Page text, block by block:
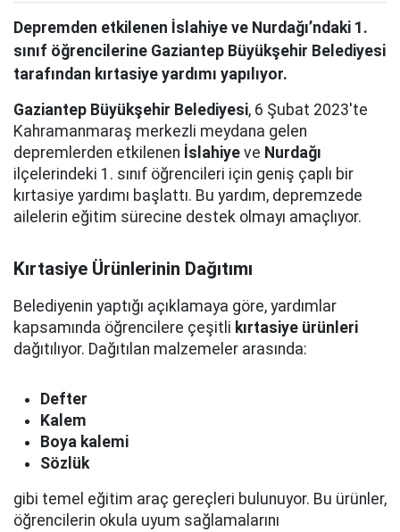
Depremden etkilenen İslahiye ve Nurdağı’ndaki 1.
sınıf öğrencilerine Gaziantep Büyükşehir Belediyesi
tarafından kırtasiye yardımı yapılıyor.
Gaziantep Büyükşehir Belediyesi, 6 Şubat 2023'te
Kahramanmaraş merkezli meydana gelen
depremlerden etkilenen İslahiye ve Nurdağı
ilçelerindeki 1. sınıf öğrencileri için geniş çaplı bir
kırtasiye yardımı başlattı. Bu yardım, depremzede
ailelerin eğitim sürecine destek olmayı amaçlıyor.
Kırtasiye Ürünlerinin Dağıtımı
Belediyenin yaptığı açıklamaya göre, yardımlar
kapsamında öğrencilere çeşitli kırtasiye ürünleri
dağıtılıyor. Dağıtılan malzemeler arasında:
Defter
Kalem
Boya kalemi
Sözlük
gibi temel eğitim araç gereçleri bulunuyor. Bu ürünler,
öğrencilerin okula uyum sağlamalarını